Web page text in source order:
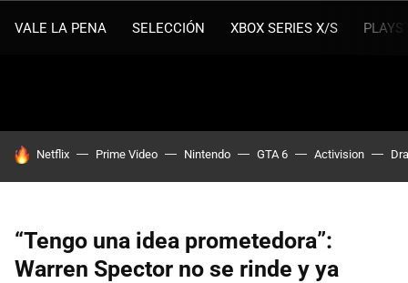
VALE LA PENA SELECCIÓN XBOX SERIES X/S
HOY SE HABLA DE
Netflix Prime Video Nintendo GTA 6 Activision
“Tengo una idea prometedora”:
Warren Spector no se rinde y ya